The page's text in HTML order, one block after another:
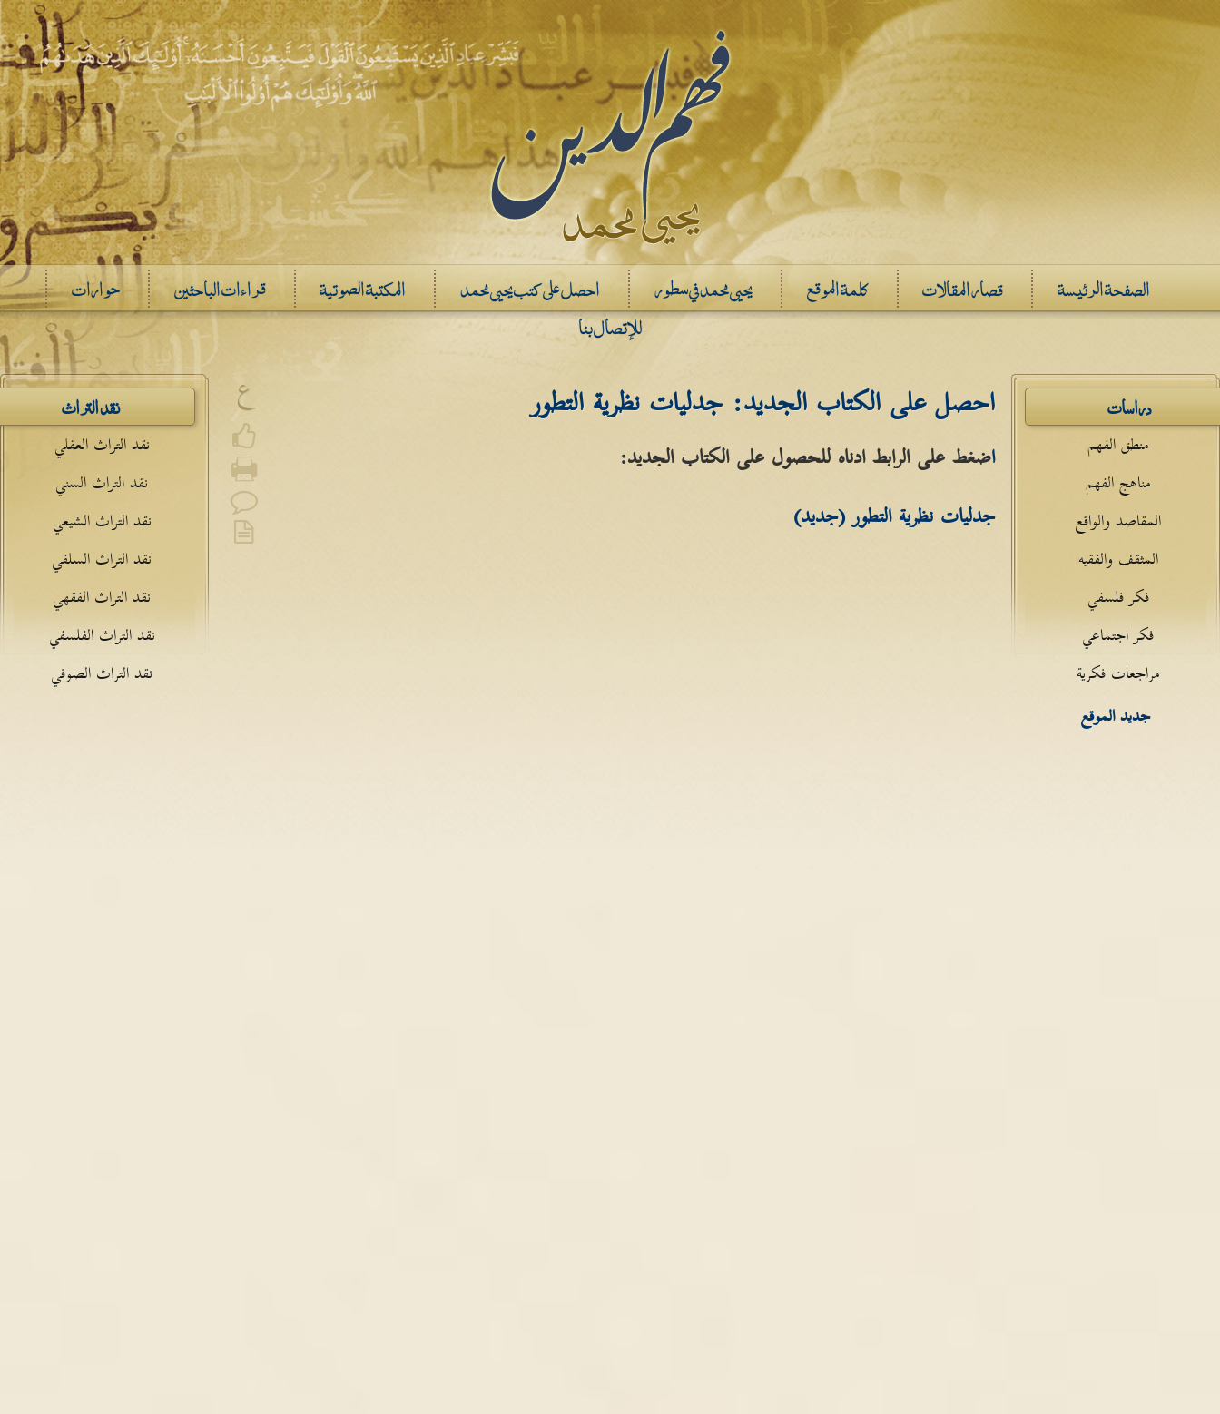
الصفحة الرئيسة قصار المقالات كلمة الموقع يحيى محمد في سطور احصل على كتب يحيى محمد المكتبة الصوتية قراءات الباحثين
حوارات
للإتصال بنا
نقد التراث
نقد التراث العقلي
نقد التراث السني
نقد التراث الشيعي
نقد التراث السلفي
نقد التراث الفقهي
نقد التراث الفلسفي
نقد التراث الصوفي
ع احصل على الكتاب الجديد: جدليات نظرية التطور
اضغط على الرابط ادناه للحصول على الكتاب الجديد:
جدليات نظرية التطور (جديد)
دراسات
منطق الفهم
مناهج الفهم
المقاصد والواقع
المثقف والفقيه
فكر فلسفي
فكر اجتماعي
مراجعات فكرية
جديد الموقع